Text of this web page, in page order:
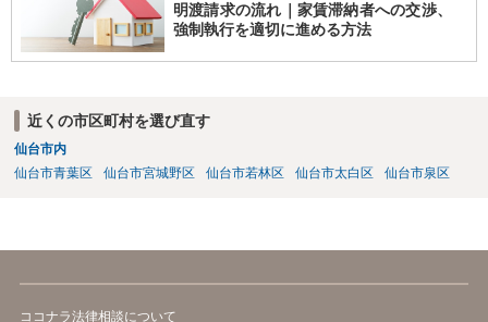
期間の定めがある場合において、当事者が期間の満了の一年前から六
月前までの間に相手方に対して更新をしない旨の通知又は条件を変更
しなければ更新をしない旨の通知をしなかったときは、従前の契約と
賃貸借の期間が満了した後建物の賃借人が使用を継続する場合におい
て、建物の賃貸人が遅滞なく異議を述べなかったときも、同項と同様
とする。 （建物賃貸借契約の更新拒絶等の要件） 第二十八条 建物の
建物の明渡しの条件として又は建物の明渡しと引換えに建物の賃借人
明渡請求の流れ｜家賃滞納者への交渉、
強制執行を適切に進める方法
近くの市区町村を選び直す
仙台市内
仙台市青葉区
仙台市宮城野区 仙台市若林区 仙台市太白区 仙台市泉区
ココナラ法律相談について